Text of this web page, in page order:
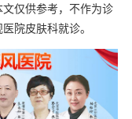
仅供参考，不作为诊
院皮肤科就诊。